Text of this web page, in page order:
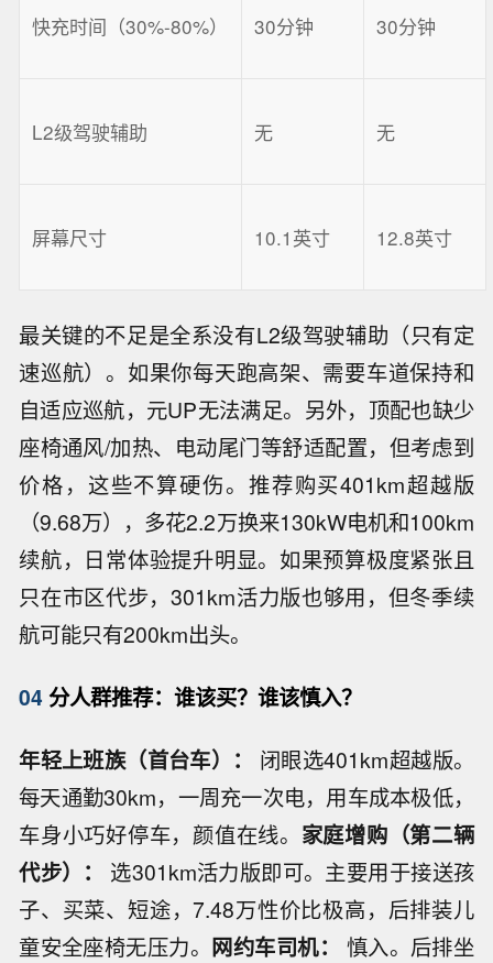
快充时间（30%-80%） 30分钟 30分钟
L2级驾驶辅助 无 无
屏幕尺寸 10.1英寸 12.8英寸
最关键的不足是全系没有L2级驾驶辅助（只有定
速巡航）。如果你每天跑高架、需要车道保持和
自适应巡航，元UP无法满足。另外，顶配也缺少
座椅通风/加热、电动尾门等舒适配置，但考虑到
价格，这些不算硬伤。推荐购买401km超越版
（9.68万），多花2.2万换来130kW电机和100km
续航，日常体验提升明显。如果预算极度紧张且
只在市区代步，301km活力版也够用，但冬季续
航可能只有200km出头。
04 分人群推荐：谁该买？谁该慎入？
年轻上班族（首台车）：
闭眼选401km超越版。
每天通勤30km，一周充一次电，用车成本极低，
车身小巧好停车，颜值在线。 家庭增购（第二辆
代步）：
选301km活力版即可。主要用于接送孩
子、买菜、短途，7.48万性价比极高，后排装儿
童安全座椅无压力。 网约车司机：
慎入。后排坐